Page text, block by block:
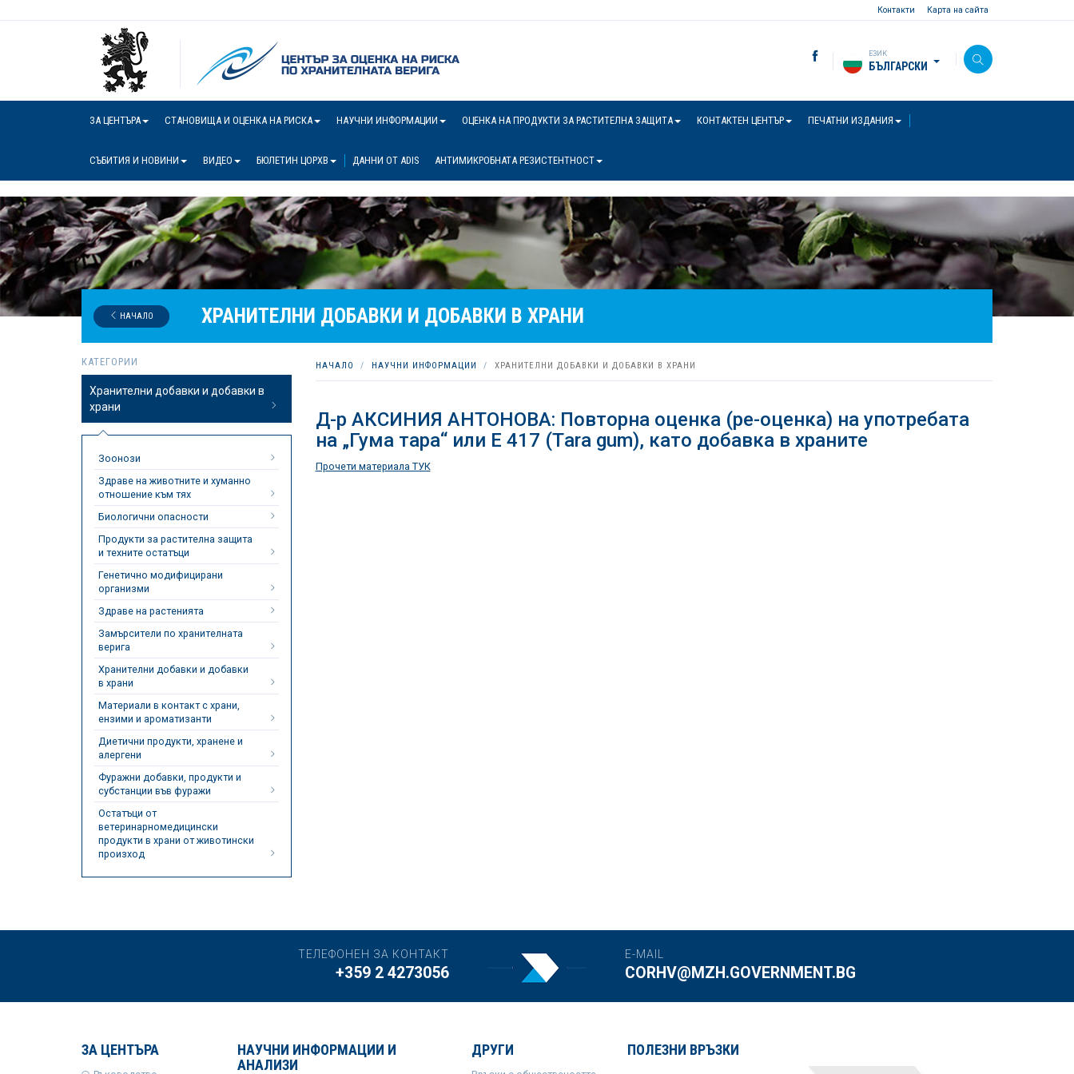
Контакти Карта на сайта
ЕЗИК
БЪЛГАРСКИ
ЗА ЦЕНТЪРА СТАНОВИЩА И ОЦЕНКА НА РИСКА НАУЧНИ ИНФОРМАЦИИ ОЦЕНКА НА ПРОДУКТИ ЗА РАСТИТЕЛНА ЗАЩИТА КОНТАКТЕН ЦЕНТЪР ПЕЧАТНИ ИЗДАНИЯ
СЪБИТИЯ И НОВИНИ ВИДЕО БЮЛЕТИН ЦОРХВ ДАННИ ОТ ADIS АНТИМИКРОБНАТА РЕЗИСТЕНТНОСТ
ХРАНИТЕЛНИ ДОБАВКИ И ДОБАВКИ В ХРАНИ
НАЧАЛО
КАТЕГОРИИ
Хранителни добавки и добавки в
храни
Зоонози
Здраве на животните и хуманно
отношение към тях
Биологични опасности
Продукти за растителна защита
и техните остатъци
Генетично модифицирани
организми
Здраве на растенията
Замърсители по хранителната
верига
Хранителни добавки и добавки
в храни
Материали в контакт с храни,
ензими и ароматизанти
Диетични продукти, хранене и
алергени
Фуражни добавки, продукти и
субстанции във фуражи
Остатъци от
ветеринарномедицински
продукти в храни от животински
произход
НАЧАЛО НАУЧНИ ИНФОРМАЦИИ ХРАНИТЕЛНИ ДОБАВКИ И ДОБАВКИ В ХРАНИ
Д-р АКСИНИЯ АНТОНОВА: Повторна оценка (ре-оценка) на употребата
на „Гума тара“ или E 417 (Тara gum), като добавка в храните
Прочети материала ТУК
ТЕЛЕФОНЕН ЗА КОНТАКТ
+359 2 4273056
E-MAIL
CORHV@MZH.GOVERNMENT.BG
ЗА ЦЕНТЪРА
НАУЧНИ ИНФОРМАЦИИ И
АНАЛИЗИ
ДРУГИ ПОЛЕЗНИ ВРЪЗКИ